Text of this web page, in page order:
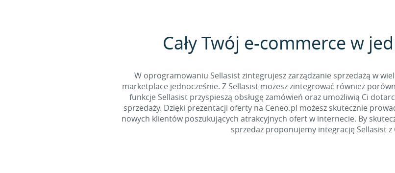
Cały Twój e-commerce w
W oprogramowaniu Sellasist zintegrujesz zarządzanie sprzedażą w
marketplace jednocześnie. Z Sellasist możesz zintegrować również
funkcje Sellasist przyspieszą obsługę zamówień oraz umożliwią Ci
sprzedaży. Dzięki prezentacji oferty na Ceneo.pl możesz skutecznie
nowych klientów poszukujących atrakcyjnych ofert w internecie. By
sprzedaż proponujemy integrację Sellasist z